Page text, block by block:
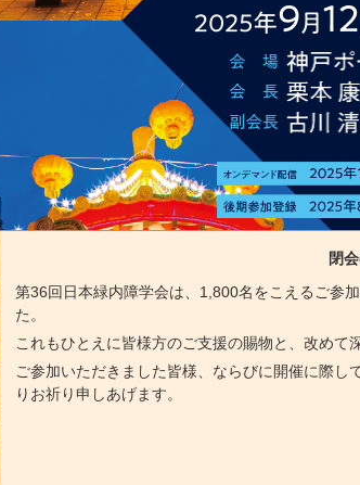
閉
第36回日本緑内障学会は、1,800名をこえるご参
た。
これもひとえに皆様方のご支援の賜物と、改めて
ご参加いただきました皆様、ならびに開催に際し
りお祈り申しあげます。